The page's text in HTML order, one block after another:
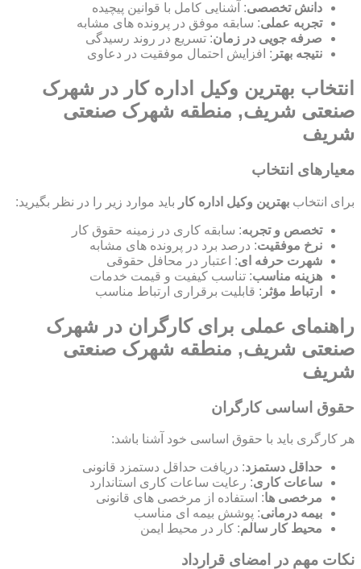
دانش تخصصی: آشنایی کامل با قوانین پیچیده
تجربه عملی: سابقه موفق در پرونده های مشابه
صرفه جویی در زمان: تسریع در روند رسیدگی
نتیجه بهتر : افزایش احتمال موفقیت در دعاوی
انتخاب بهترین وکیل اداره کار در شهرک
صنعتی شریف, منطقه شهرک صنعتی
شریف
معیارهای انتخاب
برای انتخاب بهترین وکیل اداره کار باید موارد زیر را در نظر بگیرید:
تخصص و تجربه: سابقه کاری در زمینه حقوق کار
نرخ موفقیت: درصد برد در پرونده های مشابه
شهرت حرفه ای: اعتبار در محافل حقوقی
هزینه مناسب: تناسب کیفیت و قیمت خدمات
ارتباط مؤثر : قابلیت برقراری ارتباط مناسب
راهنمای عملی برای کارگران در شهرک
صنعتی شریف, منطقه شهرک صنعتی
شریف
حقوق اساسی کارگران
هر کارگری باید با حقوق اساسی خود آشنا باشد:
حداقل دستمزد: دریافت حداقل دستمزد قانونی
ساعات کاری: رعایت ساعات کاری استاندارد
مرخصی ها: استفاده از مرخصی های قانونی
بیمه درمانی: پوشش بیمه ای مناسب
محیط کار سالم: کار در محیط ایمن
نکات مهم در امضای قرارداد